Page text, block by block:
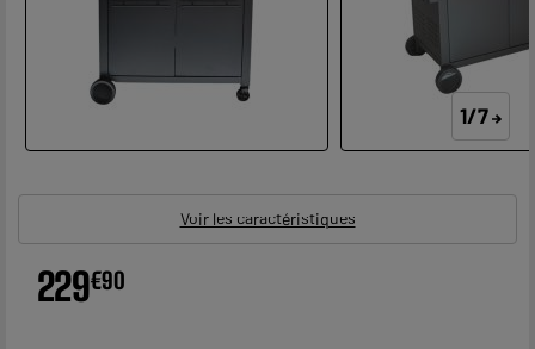
1/7
Voir les caractéristiques
229€90